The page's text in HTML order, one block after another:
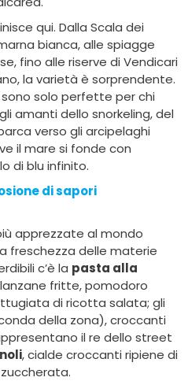
qui. Dalla Scala dei
bianca, alle spiagge
fino alle riserve di Vendicari
la varietà è sorprendente.
sono solo perfette per chi
amanti dello snorkeling, del
verso gli arcipelaghi
il mare si fonde con
di blu infinito.
di sapori
apprezzate al mondo
freschezza delle materie
c’è la pasta alla
fritte, pomodoro
di ricotta salata; gli
della zona), croccanti
il re dello street
, cialde croccanti ripiene di